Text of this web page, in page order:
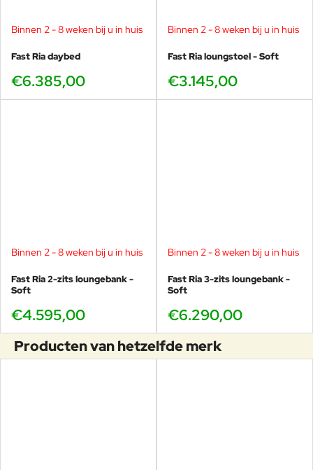
Binnen 2 - 8 weken bij u in huis
Fast Ria daybed
€6.385,00
Binnen 2 - 8 weken bij u in huis
Fast Ria loungstoel - Soft
€3.145,00
Binnen 2 - 8 weken bij u in huis
Fast Ria 2-zits loungebank -
Soft
€4.595,00
Binnen 2 - 8 weken bij u in huis
Fast Ria 3-zits loungebank -
Soft
€6.290,00
Producten van hetzelfde merk